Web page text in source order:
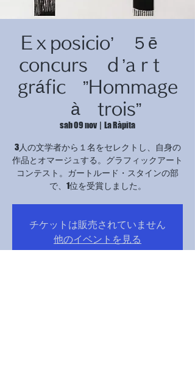
© Copyright
Eｘposicio’ ５ē
concurs ｄ’aｒt
gráfic ”Hommage
à trois”
sab 09 nov
  |
La Ràpita
3人の文学者から１名をセレクトし、自身の
作品とオマージュする。グラフィックアート
コンテスト。ガートルード・スタインの部
で、1位を受賞しました。
チケットは販売されていません
他のイベントを見る